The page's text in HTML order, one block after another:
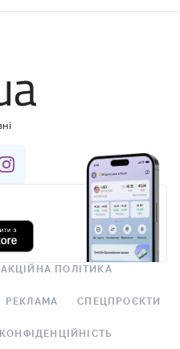
ПОЛІТИКА
РЕКЛАМА СПЕЦПРОЄКТИ
КОНФІДЕНЦІЙНІСТЬ